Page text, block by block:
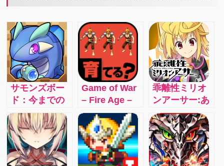
サモンズボー
ド：今までの
スマホアプリ
とは違う戦略
的要素の入っ
たRPG
Game of War
– Fire Age –
PLAY FOR
FREE in the
most
addicting,
interactive
乖離性ミリオ
ンアーサー:あ
いつもこいつ
もみんなアー
サー！？100万
人のアーサー
達が奏でる、